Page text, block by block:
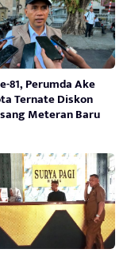
81, Perumda Ake
Ternate Diskon
Meteran Baru